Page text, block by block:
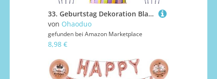
33. Geburtstag Dekoration Blau Luftballon 33.Geburtstag Blau 33. Tortendeko 33 Jahr Geburtstagsdeko Mann Blau 33 Jahr Mannn Geburtstagsdeko 33. Mannn Party Deko 33 Dekoration
von Ohaoduo
gefunden bei Amazon Marketplace
8,98 €